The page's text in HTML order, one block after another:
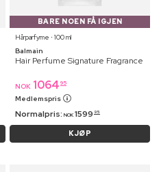
BARE NOEN FÅ IGJEN
Hårparfyme ⋅ 100 ml
Balmain
Hair Perfume Signature Fragrance
NOK 1064 95
Medlemspris
Normalpris: NOK 1599 95
KJØP